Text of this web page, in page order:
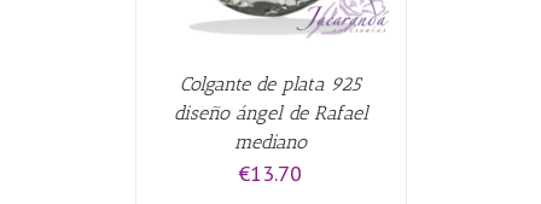
Colgante de plata 925
diseño ángel de Rafael
mediano
€13.70